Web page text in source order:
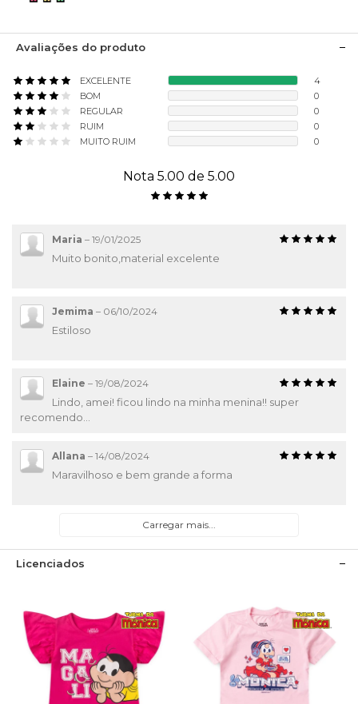
Avaliações do produto
EXCELENTE
4
BOM
0
REGULAR
0
RUIM
0
MUITO RUIM
0
Nota 5.00 de 5.00
Maria – 19/01/2025
Muito bonito,material excelente
Jemima – 06/10/2024
Estiloso
Elaine – 19/08/2024
Lindo, amei! ficou lindo na minha menina!! super
recomendo...
Allana – 14/08/2024
Maravilhoso e bem grande a forma
Carregar mais...
Licenciados